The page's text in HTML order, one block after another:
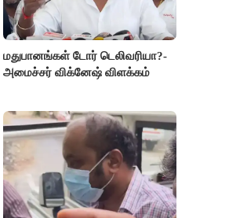
மதுபானங்கள் டோர் டெலிவரியா?-
அமைச்சர் விக்னேஷ் விளக்கம்